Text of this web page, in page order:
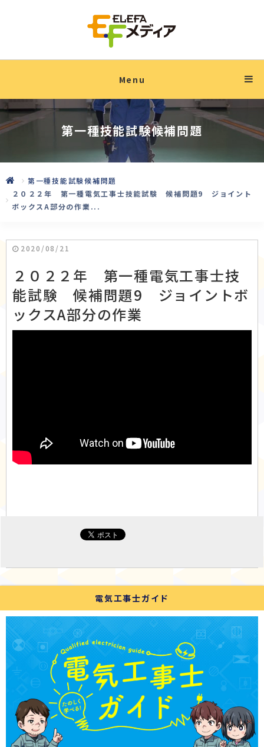
Menu
第一種技能試験候補問題
第一種技能試験候補問題
２０２２年 第一種電気工事士技能試験 候補問題9 ジョイント
ボックスA部分の作業...
2020/08/21
２０２２年 第一種電気工事士技
能試験 候補問題9 ジョイントボ
ックスA部分の作業
電気工事士ガイド